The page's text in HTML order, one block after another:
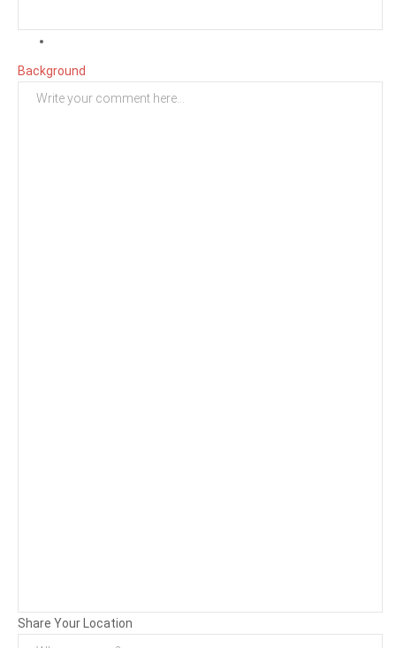
Background
Share Your Location